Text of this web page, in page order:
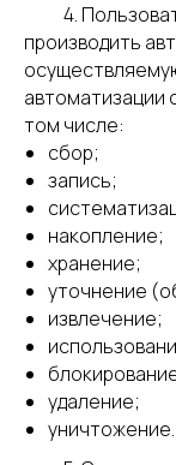
4.
производить
автоматизации
том числе:
сбор;
запись;
накопление;
хранение;
уточнение
извлечение;
удаление;
уничтожение.
ПО ALTAN
Оборудование ALTAN
ПРОМЫШЛЕННАЯ